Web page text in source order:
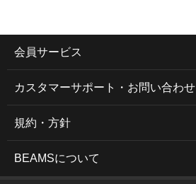
会員サービス
カスタマーサポート・お問い合わせ
規約・方針
BEAMSについて